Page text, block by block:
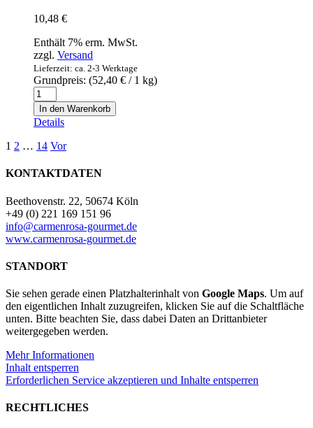
10,48 €
Enthält 7% erm. MwSt.
zzgl. Versand
Lieferzeit: ca. 2-3 Werktage
Grundpreis: (52,40 € / 1 kg)
Queso
de
oveja
al
chili
200g
-
Schafskäse
Chili
Menge
In den Warenkorb
Details
1 2 … 14 Vor
KONTAKTDATEN
Beethovenstr. 22, 50674 Köln
+49 (0) 221 169 151 96
info@carmenrosa-gourmet.de
www.carmenrosa-gourmet.de
STANDORT
Sie sehen gerade einen Platzhalterinhalt von Google Maps. Um auf
den eigentlichen Inhalt zuzugreifen, klicken Sie auf die Schaltfläche
unten. Bitte beachten Sie, dass dabei Daten an Drittanbieter
weitergegeben werden.
Mehr Informationen
Inhalt entsperren
Erforderlichen Service akzeptieren und Inhalte entsperren
RECHTLICHES